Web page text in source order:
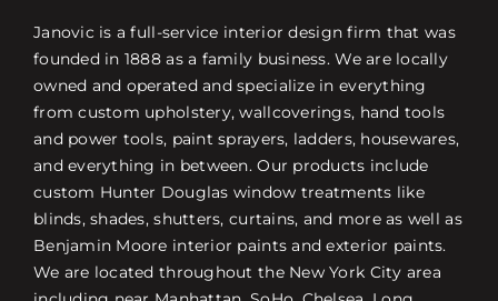
Janovic is a full-service interior design firm that was
founded in 1888 as a family business. We are locally
owned and operated and specialize in everything
from custom upholstery, wallcoverings, hand tools
and power tools, paint sprayers, ladders, housewares,
and everything in between. Our products include
custom Hunter Douglas window treatments like
blinds, shades, shutters, curtains, and more as well as
Benjamin Moore interior paints and exterior paints.
We are located throughout the New York City area